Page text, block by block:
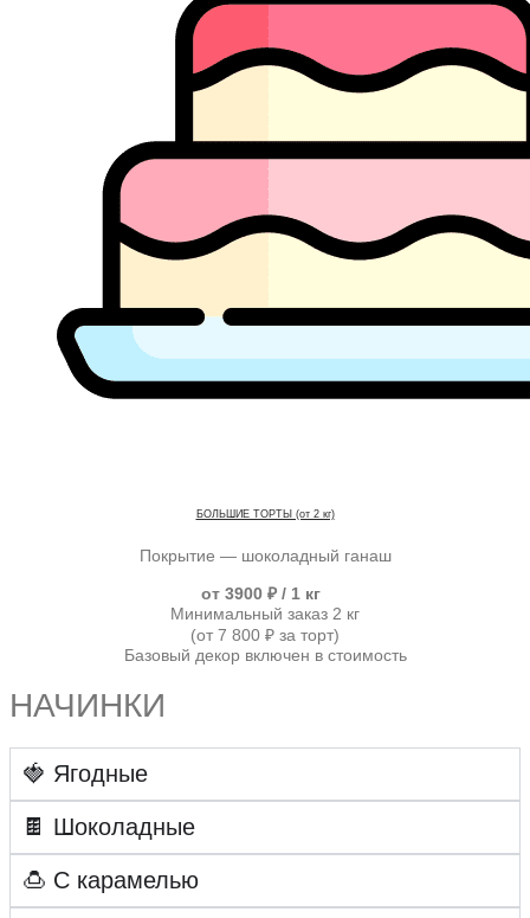
БОЛЬШИЕ ТОРТЫ (от 2 кг)
Покрытие — шоколадный ганаш
от 3900 ₽ / 1 кг
Минимальный заказ 2 кг
(от 7 800 ₽ за торт)
Базовый декор включен в стоимость
НАЧИНКИ
🍓 Ягодные
🍫 Шоколадные
🍮 С карамелью